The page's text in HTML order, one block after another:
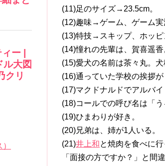
(11)足のサイズ→23.5cm。
(12)趣味→ゲーム、ゲーム実
(13)特技→スキップ、ホッピ
(14)憧れの先輩は、賀喜遥香
(15)愛犬の名前は茶々丸。犬
(16)通っていた学校の挨拶
(17)マクドナルドでアルバ
(18)コールでの呼び名は「う
(19)ひまわりが好き。
(20)兄弟は、姉が1人いる。
(21)井上和と焼肉を食べに
「面接の方ですか？」と間